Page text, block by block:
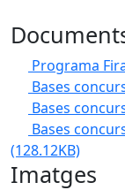
Programa
Bases
Bases
Bases
(128.12KB)
Imatges